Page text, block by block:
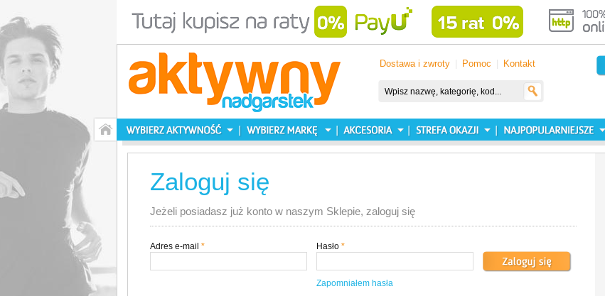
Dostawa i zwroty Pomoc Kontakt
Zaloguj się
Jeżeli posiadasz już konto w naszym Sklepie, zaloguj się
*
Adres e-mail *
Hasło
Zapomniałem hasła